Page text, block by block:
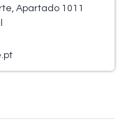
Apartado 1011